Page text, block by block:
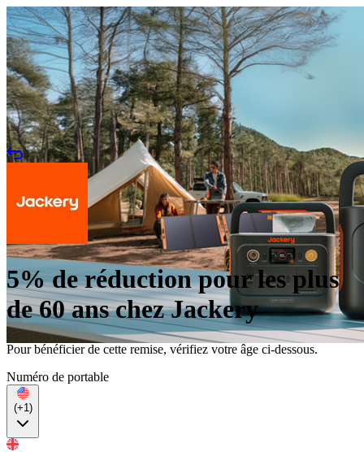
5% de réduction pour les plus
de 60 ans chez Jackery
Pour bénéficier de cette remise, vérifiez votre âge ci-dessous.
Numéro de portable
(+1)